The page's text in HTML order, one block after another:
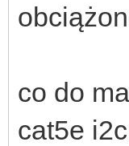
co do
cat5e